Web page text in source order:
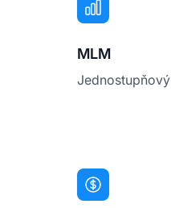
MLM
Jednostupňový